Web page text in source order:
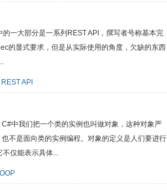
一大部分是一系列REST API，撰写者号称基本完
的显式要求，但是从实际使用的角度，欠缺的东西
RESTAPI
中我们把一个类的实例也叫做对象，这种对象严
不是面向类的实例编程。对象的定义是人们要进行
不仅能表示具体...
OOP